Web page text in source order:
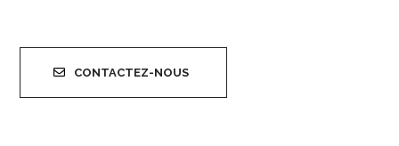
CONTACTEZ-NOUS